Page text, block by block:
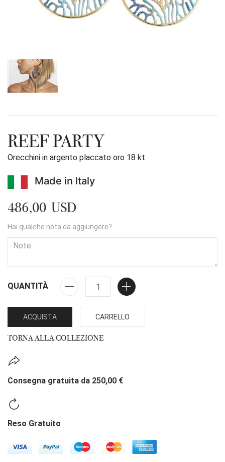
REEF PARTY
Orecchini in argento placcato oro 18 kt
Made in Italy
486,00 USD
Hai qualche nota da aggiungere?
QUANTITÀ
ACQUISTA CARRELLO
TORNA ALLA COLLEZIONE
Consegna gratuita da 250,00 €
Reso Gratuito